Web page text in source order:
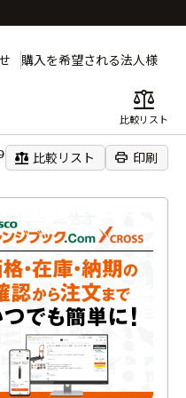
購入を希望される法人様
balance
比較リスト
０本入）
balance 比較リスト print 印刷